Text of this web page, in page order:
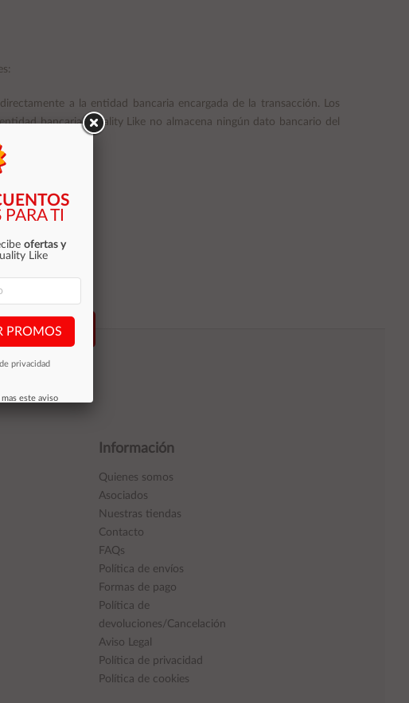
a la entidad bancaria encargada de la transacción. Los
bancaria. Quality Like no almacena ningún dato bancario del
o con tarjeta.
Suscribirse
Información
Quienes somos
Asociados
Nuestras tiendas
Contacto
FAQs
Política de envíos
Formas de pago
Política de
devoluciones/Cancelación
Aviso Legal
Política de privacidad
Política de cookies
TI
ofertas y
Like
PROMOS
privacidad
este aviso